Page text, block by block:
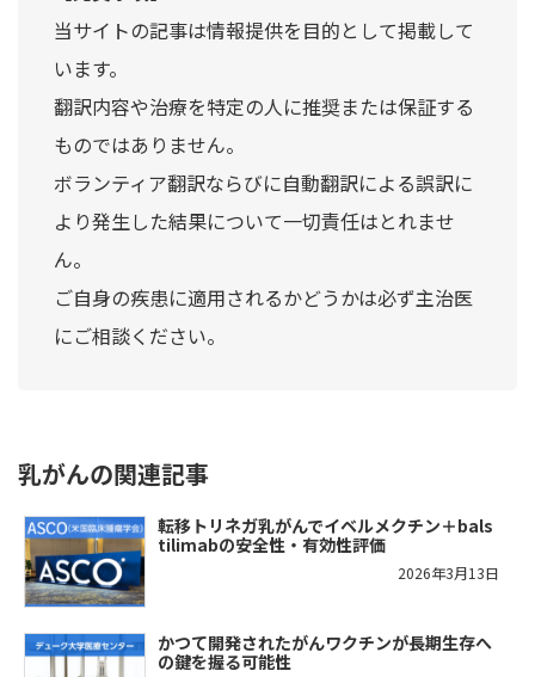
当サイトの記事は情報提供を目的として掲載して
います。
翻訳内容や治療を特定の人に推奨または保証する
ものではありません。
ボランティア翻訳ならびに自動翻訳による誤訳に
より発生した結果について一切責任はとれませ
ん。
ご自身の疾患に適用されるかどうかは必ず主治医
にご相談ください。
乳がんの関連記事
転移トリネガ乳がんでイベルメクチン＋bals
tilimabの安全性・有効性評価
2026年3月13日
かつて開発されたがんワクチンが長期生存へ
の鍵を握る可能性